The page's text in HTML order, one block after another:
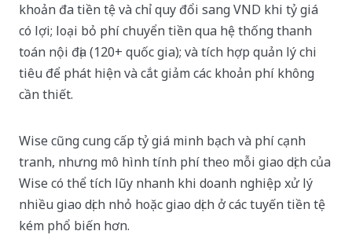
khoản đa tiền tệ và chỉ quy đổi sang VND khi tỷ giá
có lợi; loại bỏ phí chuyển tiền qua hệ thống thanh
toán nội địa (120+ quốc gia); và tích hợp quản lý chi
tiêu để phát hiện và cắt giảm các khoản phí không
cần thiết.
Wise cũng cung cấp tỷ giá minh bạch và phí cạnh
tranh, nhưng mô hình tính phí theo mỗi giao dịch của
Wise có thể tích lũy nhanh khi doanh nghiệp xử lý
nhiều giao dịch nhỏ hoặc giao dịch ở các tuyến tiền tệ
kém phổ biến hơn.